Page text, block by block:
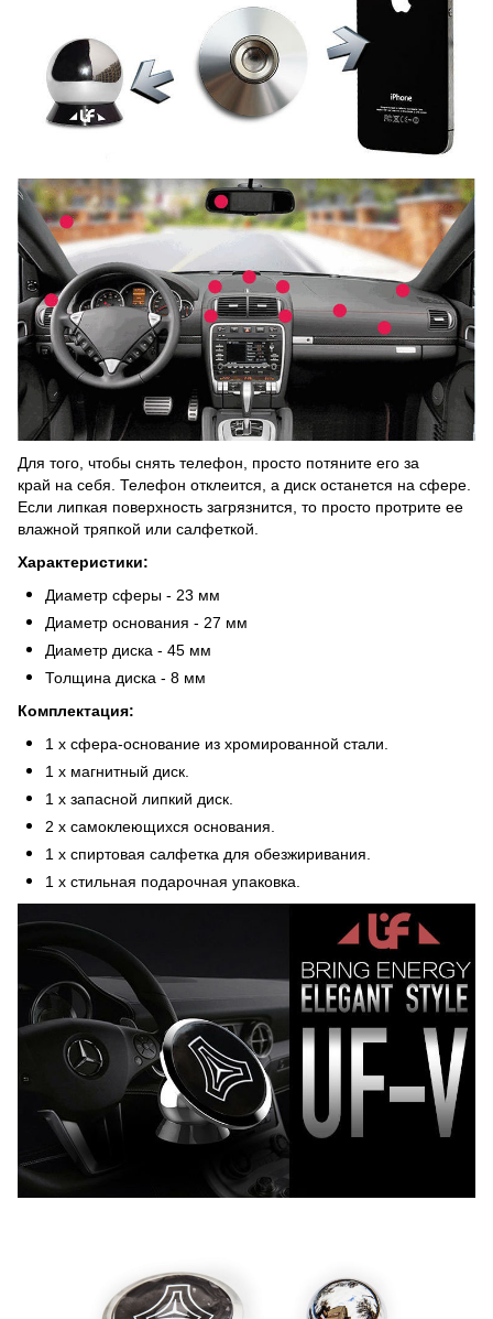
Для того, чтобы снять телефон, просто потяните его за
край на себя. Телефон отклеится, а диск останется на сфере.
Если липкая поверхность загрязнится, то просто протрите ее
влажной тряпкой или салфеткой.
Характеристики:
Диаметр сферы - 23 мм
Диаметр основания - 27 мм
Диаметр диска - 45 мм
Толщина диска - 8 мм
Комплектация:
1 х сфера-основание из хромированной стали.
1 х магнитный диск.
1 х запасной липкий диск.
2 х самоклеющихся основания.
1 х спиртовая салфетка для обезжиривания.
1 х стильная подарочная упаковка.